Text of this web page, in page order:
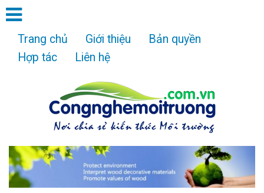
Trang chủ Giới thiệu
Bản quyền
Hợp tác
Liên hệ